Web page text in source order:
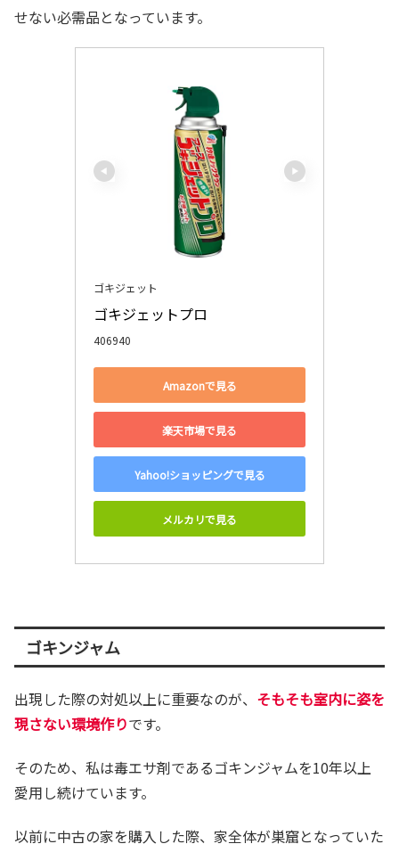
せない必需品となっています。
ゴキジェット
ゴキジェットプロ
406940
Amazonで見る
楽天市場で見る
Yahoo!ショッピングで見る
メルカリで見る
ゴキンジャム
出現した際の対処以上に重要なのが、 そもそも室内に姿を
現さない環境作りです。
そのため、私は毒エサ剤であるゴキンジャムを10年以上
愛用し続けています。
以前に中古の家を購入した際、家全体が巣窟となっていた